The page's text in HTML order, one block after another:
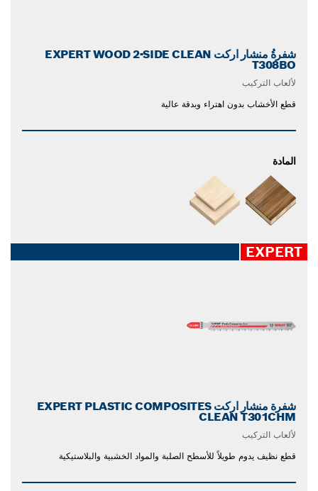
شفرةُ منشار اركت EXPERT WOOD 2-SIDE CLEAN
T308BO
لألعاب التركيب
قطع الأخشاب بدون اهتراء وبدقة عالية
المادة
EXPERT
شفرة منشار اركت EXPERT PLASTIC COMPOSITES
CLEAN T301CHM
لألعاب التركيب
قطع نظيف يدوم طويلاً للأسطح الصلبة والمواد الخشبية والبلاستيكية